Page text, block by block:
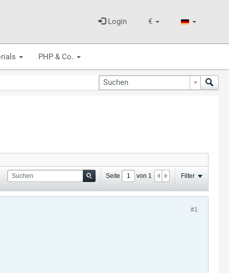
€
Login
PHP & Co.
Seite von 1 Filter
#1